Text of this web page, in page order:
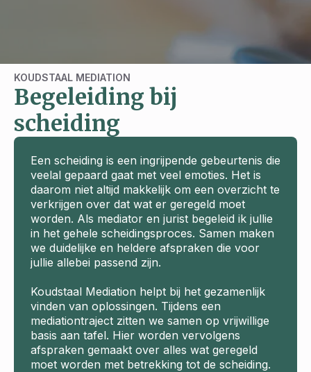
KOUDSTAAL MEDIATION
Begeleiding bij
scheiding
Een scheiding is een ingrijpende gebeurtenis die
veelal gepaard gaat met veel emoties. Het is
daarom niet altijd makkelijk om een overzicht te
verkrijgen over dat wat er geregeld moet
worden. Als mediator en jurist begeleid ik jullie
in het gehele scheidingsproces. Samen maken
we duidelijke en heldere afspraken die voor
jullie allebei passend zijn.
Koudstaal Mediation helpt bij het gezamenlijk
vinden van oplossingen. Tijdens een
mediationtraject zitten we samen op vrijwillige
basis aan tafel. Hier worden vervolgens
afspraken gemaakt over alles wat geregeld
moet worden met betrekking tot de scheiding.